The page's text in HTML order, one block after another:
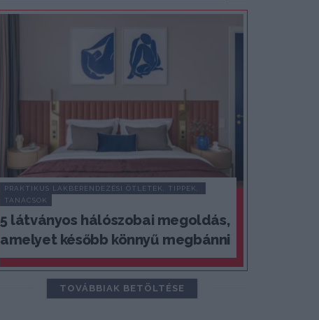
PRAKTIKUS LAKBERENDEZÉSI ÖTLETEK, TIPPEK,
TANÁCSOK
5 látványos hálószobai megoldás,
amelyet később könnyű megbánni
TOVÁBBIAK BETÖLTÉSE